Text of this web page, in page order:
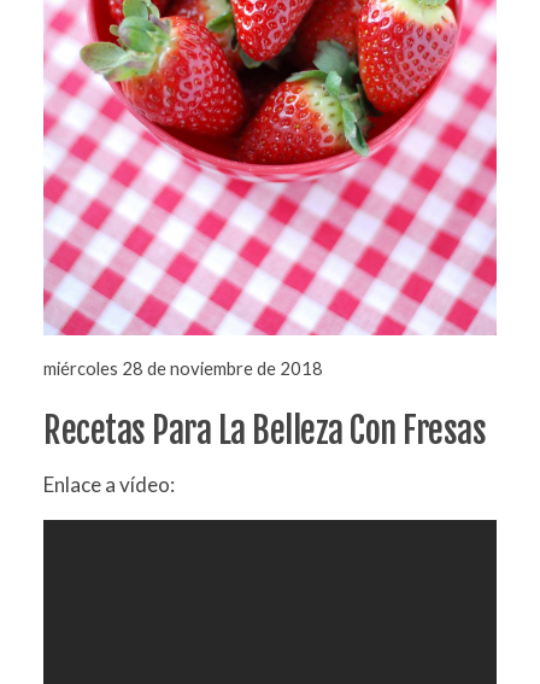
miércoles 28 de noviembre de 2018
Recetas Para La Belleza Con Fresas
Enlace a vídeo: